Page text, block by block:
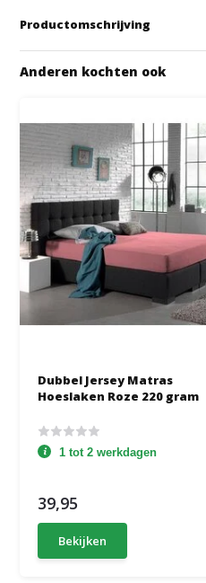
Productomschrijving
Anderen kochten ook
Dubbel Jersey Matras
Hoeslaken Roze 220 gram
1 tot 2 werkdagen
39,95
Bekijken